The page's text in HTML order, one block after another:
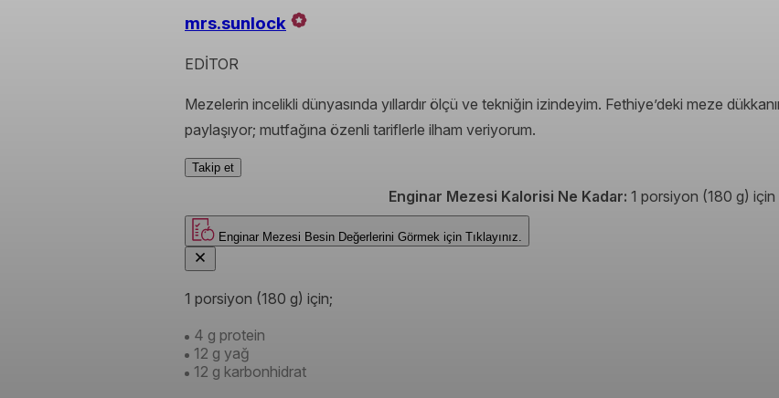
mrs.sunlock
EDİTOR
Mezelerin incelikli dünyasında yıllardır ölçü ve tekniğin izindeyim. Fethiye’deki meze
paylaşıyor; mutfağına özenli tariflerle ilham veriyorum.
Takip et
Enginar Mezesi Kalorisi Ne Kadar: 1 porsiyon (180 g) için
Enginar Mezesi Besin Değerlerini Görmek için Tıklayınız.
1 porsiyon (180 g) için;
4 g protein
12 g yağ
12 g karbonhidrat